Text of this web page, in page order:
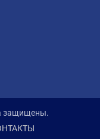
защищены.